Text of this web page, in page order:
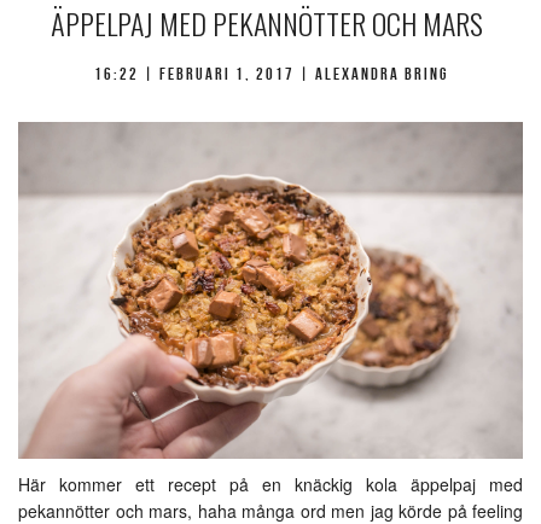
ÄPPELPAJ MED PEKANNÖTTER OCH MARS
16:22 | februari 1, 2017 | Alexandra Bring
Här kommer ett recept på en knäckig kola äppelpaj med
pekannötter och mars, haha många ord men jag körde på feeling